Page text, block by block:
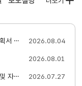
내 2026.08.04
2026.08.01
요청 2026.07.27